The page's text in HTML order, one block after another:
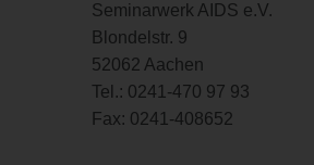
Seminarwerk AIDS e.V.
Blondelstr. 9
52062 Aachen
Tel.: 0241-470 97 93
Fax: 0241-408652